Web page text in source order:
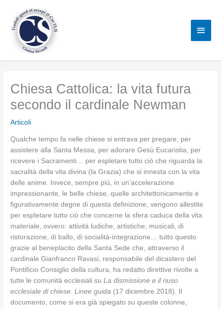
contenuto
Chiesa Cattolica: la vita futura
secondo il cardinale Newman
Articoli
Qualche tempo fa nelle chiese si entrava per pregare, per
assistere alla Santa Messa, per adorare Gesù Eucaristia, per
ricevere i Sacramenti… per espletare tutto ciò che riguarda la
sacralità della vita divina (la Grazia) che si innesta con la vita
delle anime. Invece, sempre più, in un’accelerazione
impressionante, le belle chiese, quelle architettonicamente e
figurativamente degne di questa definizione, vengono allestite
per espletare tutto ciò che concerne la sfera caduca della vita
materiale, ovvero: attività ludiche, artistiche, musicali, di
ristorazione, di ballo, di socialità-integrazione… tutto questo
grazie al beneplacito della Santa Sede che, attraverso il
cardinale Gianfranco Ravasi, responsabile del dicastero del
Pontificio Consiglio della cultura, ha redatto direttive rivolte a
tutte le comunità ecclesiali suLa dismissione e il riuso
ecclesiale di chiese. Linee guida (17 dicembre 2018). Il
documento, come si era già spiegato su queste colonne,